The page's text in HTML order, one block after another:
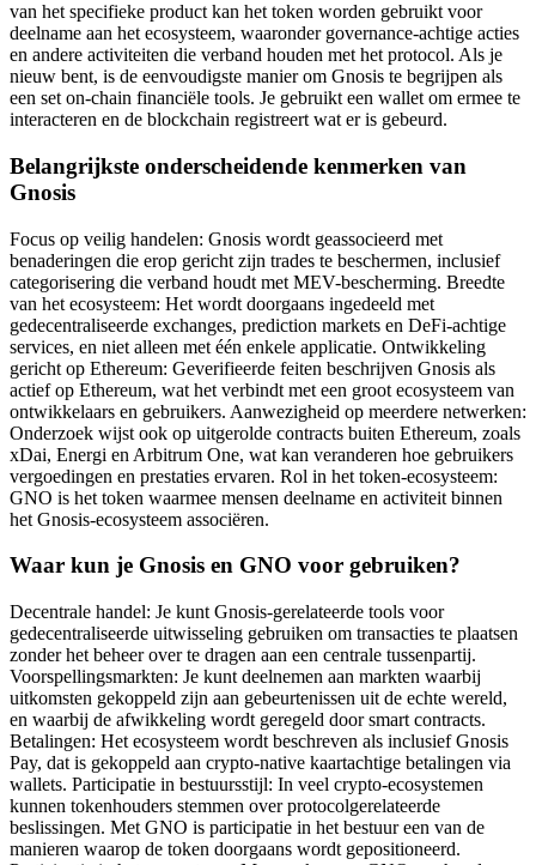
van het specifieke product kan het token worden gebruikt voor
deelname aan het ecosysteem, waaronder governance-achtige acties
en andere activiteiten die verband houden met het protocol. Als je
nieuw bent, is de eenvoudigste manier om Gnosis te begrijpen als
een set on-chain financiële tools. Je gebruikt een wallet om ermee te
interacteren en de blockchain registreert wat er is gebeurd.
Belangrijkste onderscheidende kenmerken van
Gnosis
Focus op veilig handelen: Gnosis wordt geassocieerd met
benaderingen die erop gericht zijn trades te beschermen, inclusief
categorisering die verband houdt met MEV-bescherming. Breedte
van het ecosysteem: Het wordt doorgaans ingedeeld met
gedecentraliseerde exchanges, prediction markets en DeFi-achtige
services, en niet alleen met één enkele applicatie. Ontwikkeling
gericht op Ethereum: Geverifieerde feiten beschrijven Gnosis als
actief op Ethereum, wat het verbindt met een groot ecosysteem van
ontwikkelaars en gebruikers. Aanwezigheid op meerdere netwerken:
Onderzoek wijst ook op uitgerolde contracts buiten Ethereum, zoals
xDai, Energi en Arbitrum One, wat kan veranderen hoe gebruikers
vergoedingen en prestaties ervaren. Rol in het token-ecosysteem:
GNO is het token waarmee mensen deelname en activiteit binnen
het Gnosis-ecosysteem associëren.
Waar kun je Gnosis en GNO voor gebruiken?
Decentrale handel: Je kunt Gnosis-gerelateerde tools voor
gedecentraliseerde uitwisseling gebruiken om transacties te plaatsen
zonder het beheer over te dragen aan een centrale tussenpartij.
Voorspellingsmarkten: Je kunt deelnemen aan markten waarbij
uitkomsten gekoppeld zijn aan gebeurtenissen uit de echte wereld,
en waarbij de afwikkeling wordt geregeld door smart contracts.
Betalingen: Het ecosysteem wordt beschreven als inclusief Gnosis
Pay, dat is gekoppeld aan crypto-native kaartachtige betalingen via
wallets. Participatie in bestuursstijl: In veel crypto-ecosystemen
kunnen tokenhouders stemmen over protocolgerelateerde
beslissingen. Met GNO is participatie in het bestuur een van de
manieren waarop de token doorgaans wordt gepositioneerd.